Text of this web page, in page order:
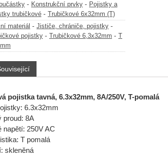
- Konstrukční prvky - Pojistky a
trubičkové -
Trubičkové 6x32mm (T)
materiál - Jističe, chrániče, pojistky -
pojistky - Trubičkové 6,3x32mm -
pojistka tavná, 6.3x32mm, 8A/250V, T-pomalá
6.3x32mm
proud: 8A
napětí: 250V AC
T pomalá
skleněná